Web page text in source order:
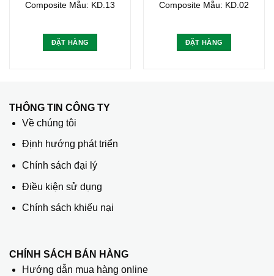
Composite Mẫu: KD.13
ĐẶT HÀNG
Composite Mẫu: KD.02
ĐẶT HÀNG
THÔNG TIN CÔNG TY
Về chúng tôi
Định hướng phát triển
Chính sách đại lý
Điều kiện sử dụng
Chính sách khiếu nại
CHÍNH SÁCH BÁN HÀNG
Hướng dẫn mua hàng online